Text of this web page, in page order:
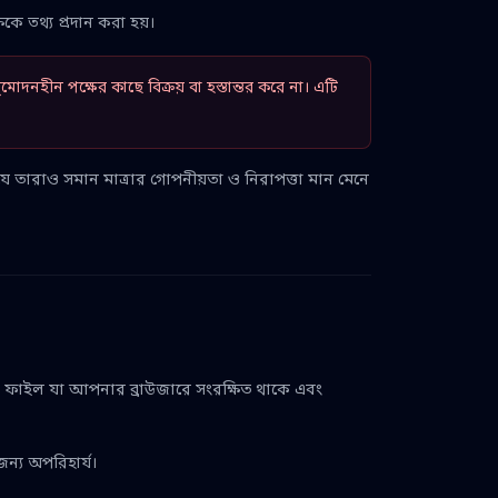
তথ্য প্রদান করা হয়।
পক্ষের কাছে বিক্রয় বা হস্তান্তর করে না। এটি
সমান মাত্রার গোপনীয়তা ও নিরাপত্তা মান মেনে
যা আপনার ব্রাউজারে সংরক্ষিত থাকে এবং
অপরিহার্য।